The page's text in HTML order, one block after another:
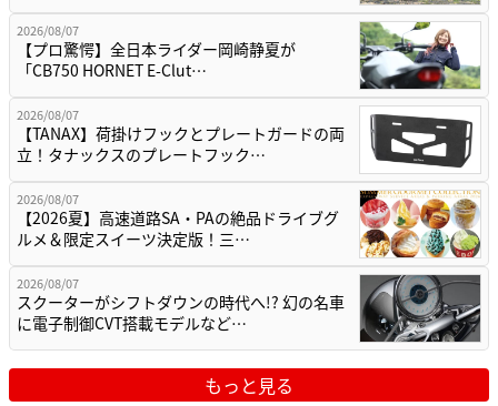
2026/08/07
【プロ驚愕】全日本ライダー岡崎静夏が
「CB750 HORNET E-Clut…
2026/08/07
【TANAX】荷掛けフックとプレートガードの両
立！タナックスのプレートフック…
2026/08/07
【2026夏】高速道路SA・PAの絶品ドライブグ
ルメ＆限定スイーツ決定版！三…
2026/08/07
スクーターがシフトダウンの時代へ!? 幻の名車
に電子制御CVT搭載モデルなど…
もっと見る